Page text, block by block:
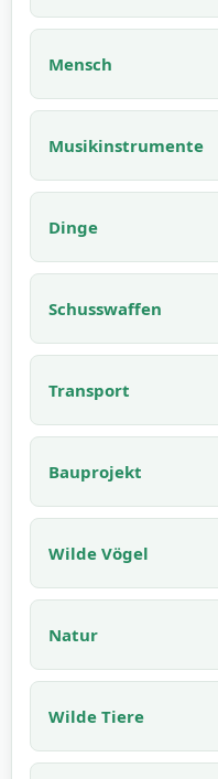
Mensch
Musikinstrumente
Dinge
Schusswaffen
Transport
Bauprojekt
Wilde Vögel
Natur
Wilde Tiere